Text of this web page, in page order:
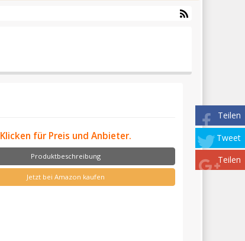
Teilen
Tweet
Teilen
Klicken für Preis und Anbieter.
Produktbeschreibung
Jetzt bei Amazon kaufen